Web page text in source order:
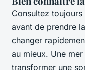
Consultez toujours
avant de prendre
changer
au mieux. Une
transformer une